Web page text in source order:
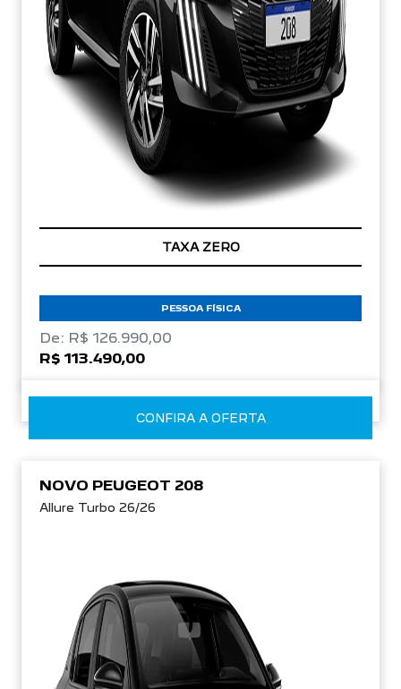
TAXA ZERO
PESSOA FÍSICA
De: R$ 126.990,00
R$ 113.490,00
CONFIRA A OFERTA
NOVO PEUGEOT 208
Allure Turbo 26/26